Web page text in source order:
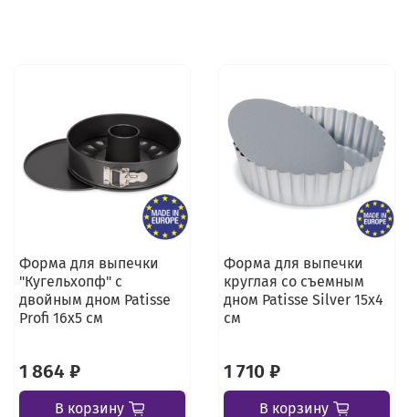
Форма для выпечки
"Кугельхопф" с
двойным дном Patisse
Profi 16х5 см
1 864 ₽
В корзину
Форма для выпечки
круглая со съемным
дном Patisse Silver 15х4
см
1 710 ₽
В корзину